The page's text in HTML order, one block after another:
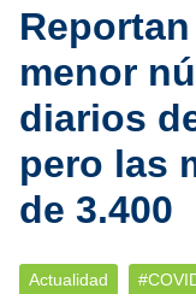
menor
diarios
pero las
de 3.400
Actualidad